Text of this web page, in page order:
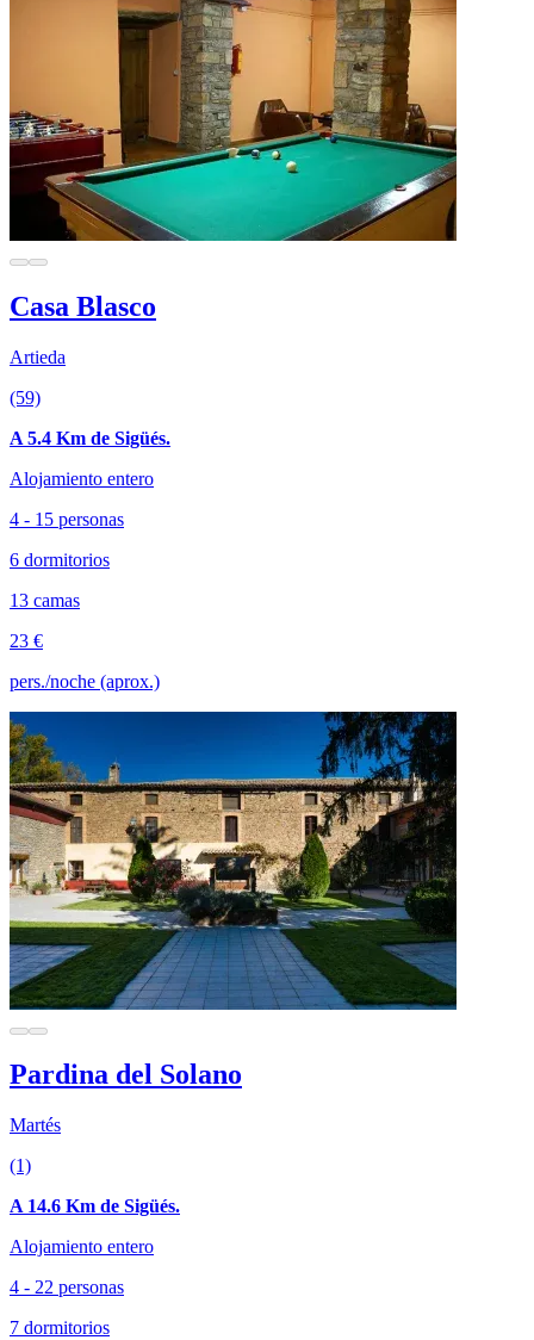
Casa Blasco
Artieda
(59)
A 5.4 Km de Sigüés.
Alojamiento entero
4 - 15 personas
6 dormitorios
13 camas
23 €
pers./noche (aprox.)
Pardina del Solano
Martés
(1)
A 14.6 Km de Sigüés.
Alojamiento entero
4 - 22 personas
7 dormitorios